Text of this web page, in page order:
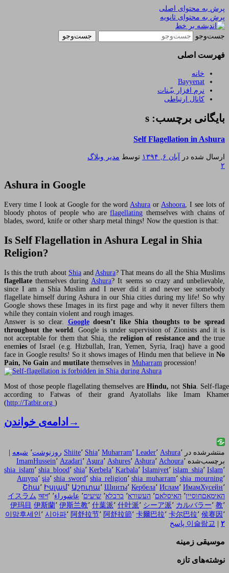
پرش به محتوای اصلی
پرش به محتوای ثانویه
اندیشه بر خط
یادداشتهای یک معلم در باب زندگی، اخلاق، اخبار،
علم و سیاست
جست‌وجو
فهرست اصلی
خانه
Bayyenat
نرم افزار بیّـنات
کانال ارتباطی
بایگانی برچسب: s
Self Flagellation in Ashura
ارسال شده در آبان ۶, ۱۳۹۴ توسط مدیر وبلاگ
۲
Ashura in Google
Every time I look at Google for the word Ashura or Ashoora , I see lots of
bloody photos of people who areflagellating themselves with chains of
blades, sword, knife or other sharp metal things! Now the question is that:
Is Self Flagellation in Ashura Legal in Shia
Religion?
Is this the truth about Shiaand Ashura? That means do all the Shia Muslims
flagellate themselves during Ashura? It seems so crazy and unbelievable,
since I am a Shia Muslim and I never did it and never see somebody
flagellate himself during Ashura in our Shia cities during my life! So why
Google shows these Images in its first page and why it never filters them
while they contain violent and rough images.
Answer is so clear. Googledoesn’t like Shia thoughts to be spread
throughout the world . Google is under supervision of Zionists and it is
not acceptable for them that Shia, the religion of resistanceand the true
enemies of Israel (e.g. Hizbullah, Iran, Yemen, Syria, Iraq) have a good
face in Google results! So it shows images of Hindu men that believe in No
Pain, No Gain and mutilate themselves in Muharram procession!
Most of those people flagellating themselves are Hindu, not Shia. Self-
according to Fatwas of their grand Ayatollahs like Imam
(http://Tatbir.org )
ادامه‌ی خواندن →
منتشرشده در Ashura٬ Leader٬ Muharram٬ Shia٬ Shiite٬ روزنوشت٬ شیعه |
برچسب‌شده Achoura٬ Ashura٬ Ashures٬ Aşura٬ Azadari٬ ImamHussein٬
Islam٬ islam_shia٬ İslamiyet٬ Karbala٬ Kerbela٬ shia٬ shia_blood٬ shia_islam٬
shia_mourning٬ shia_muharram٬ shia_religion٬ shia_sword٬ şiə٬ Ашурa٬
ИмамХусейн٬ Ислам٬ Кербела٬ Шииты٬ Աշուրա٬ Իսլամ٬ Շիա٬
האימאםחוסיין٬ האיסלאם٬ העשורא٬ כרבלא٬ שיעים٬ عاشوراء٬ আশ٬
イスラム
教٬ カルバラー٬ シーア派٬ 什叶派٬ 什葉派٬ 伊斯兰教٬ 伊斯蘭٬
伊玛目
侯赛因 ٬ 卡尔巴拉٬ 卡爾巴拉٬ 阿舒拉節٬ 阿舒拉节٬ 시아파٬ 이맘후세인 ٬
이슬람교 | ۲ پاسخ
موسیقی زمینه
نوشته‌های تازه